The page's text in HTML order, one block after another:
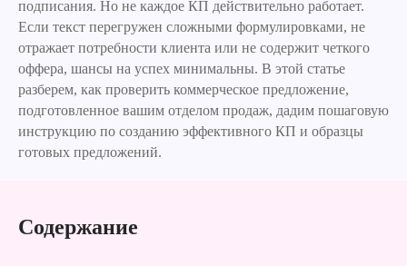
подписания. Но не каждое КП действительно работает.
Если текст перегружен сложными формулировками, не
отражает потребности клиента или не содержит четкого
оффера, шансы на успех минимальны. В этой статье
разберем, как проверить коммерческое предложение,
подготовленное вашим отделом продаж, дадим пошаговую
инструкцию по созданию эффективного КП и образцы
готовых предложений.
Содержание